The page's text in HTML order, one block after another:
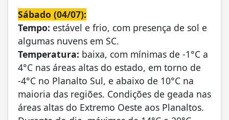
Sábado (04/07):
Tempo: estável e frio, com presença de sol e
algumas nuvens em SC.
Temperatura: baixa, com mínimas de -1°C a
4°C nas áreas altas do estado, em torno de
-4°C no Planalto Sul, e abaixo de 10°C na
maioria das regiões. Condições de geada nas
áreas altas do Extremo Oeste aos Planaltos.